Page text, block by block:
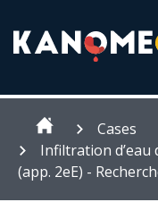
Cases
Infiltration d’eau
(app. 2eE) -